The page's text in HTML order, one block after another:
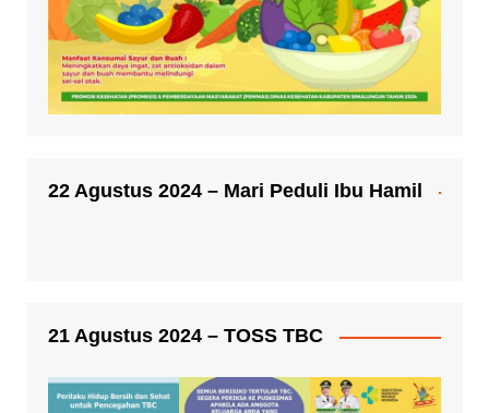
22 Agustus 2024 – Mari Peduli Ibu Hamil
21 Agustus 2024 – TOSS TBC